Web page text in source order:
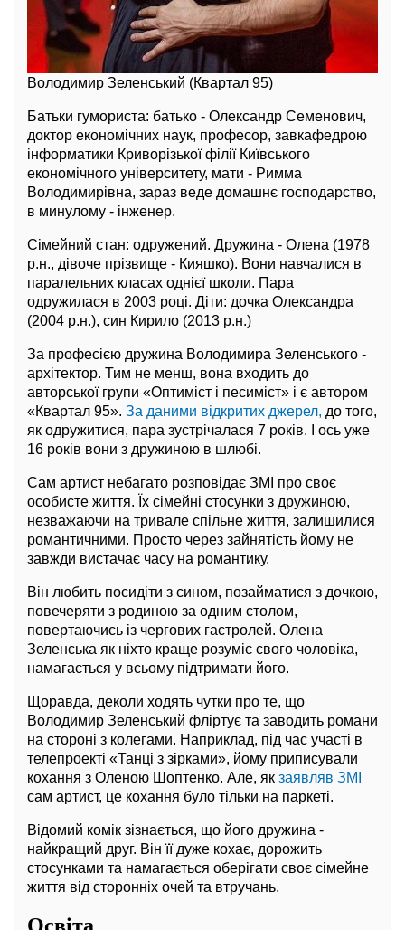
Володимир Зеленський (Квартал 95)
Батьки гумориста: батько - Олександр Семенович,
доктор економічних наук, професор, завкафедрою
інформатики Криворізької філії Київського
економічного університету, мати - Римма
Володимирівна, зараз веде домашнє господарство,
в минулому - інженер.
Сімейний стан: одружений. Дружина - Олена (1978
р.н., дівоче прізвище - Кияшко). Вони навчалися в
паралельних класах однієї школи. Пара
одружилася в 2003 році. Діти: дочка Олександра
(2004 р.н.), син Кирило (2013 р.н.)
За професією дружина Володимира Зеленського -
архітектор. Тим не менш, вона входить до
авторської групи «Оптиміст і песиміст» і є автором
«Квартал 95». За даними відкритих джерел, до того,
як одружитися, пара зустрічалася 7 років. І ось уже
16 років вони з дружиною в шлюбі.
Сам артист небагато розповідає ЗМІ про своє
особисте життя. Їх сімейні стосунки з дружиною,
незважаючи на тривале спільне життя, залишилися
романтичними. Просто через зайнятість йому не
завжди вистачає часу на романтику.
Він любить посидіти з сином, позайматися з дочкою,
повечеряти з родиною за одним столом,
повертаючись із чергових гастролей. Олена
Зеленська як ніхто краще розуміє свого чоловіка,
намагається у всьому підтримати його.
Щоравда, деколи ходять чутки про те, що
Володимир Зеленський фліртує та заводить романи
на стороні з колегами. Наприклад, під час участі в
телепроекті «Танці з зірками», йому приписували
кохання з Оленою Шоптенко. Але, як заявляв ЗМІ
сам артист, це кохання було тільки на паркеті.
Відомий комік зізнається, що його дружина -
найкращий друг. Він її дуже кохає, дорожить
стосунками та намагається оберігати своє сімейне
життя від сторонніх очей та втручань.